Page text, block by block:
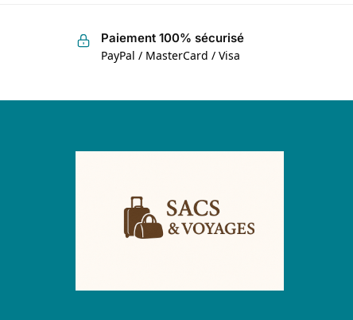
Paiement 100% sécurisé
PayPal / MasterCard / Visa